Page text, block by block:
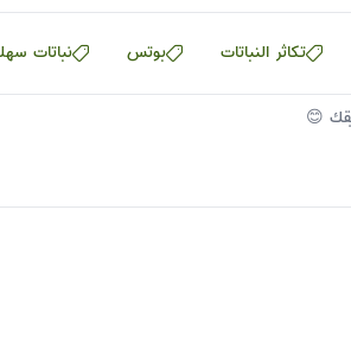
تكاثر النباتات بوتس نباتات